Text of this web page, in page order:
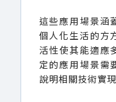
這些應用場景涵
個人化生活的方
活性使其能適應
定的應用場景需
說明相關技術實